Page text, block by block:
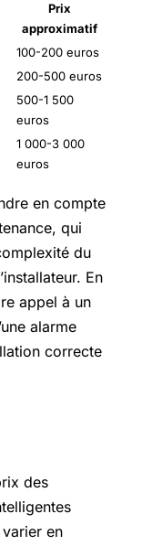
Prix
approximatif
100-200 euros
200-500 euros
500-1 500
euros
1 000-3 000
euros
en compte
qui
du
En
appel à un
alarme
correcte
des
en